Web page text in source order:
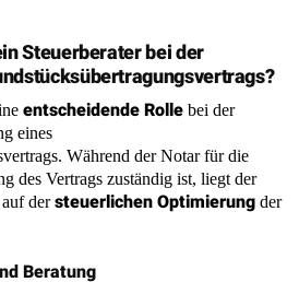
eines
Während der Notar für die
des Vertrags zuständig ist, liegt der
auf der steuerlichen Optimierung
Beratung
die individuellen steuerlichen
wie die Art der Immobilie, den